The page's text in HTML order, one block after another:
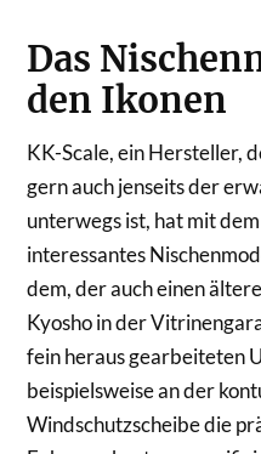
Das
den Ikonen
KK-Scale, ein Hersteller,
gern auch jenseits der
unterwegs ist, hat mit
interessantes
dem, der auch einen
Kyosho in der
fein heraus gearbeiteten
beispielsweise an der
Windschutzscheibe die